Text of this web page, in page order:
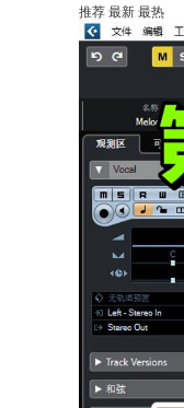
推荐 最新 最热